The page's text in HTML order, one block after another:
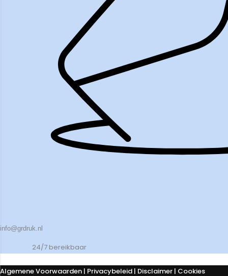
info@grdruk.nl
24/7 bereikbaar
Algemene Voorwaarden | Privacybeleid | Disclaimer | Cookies